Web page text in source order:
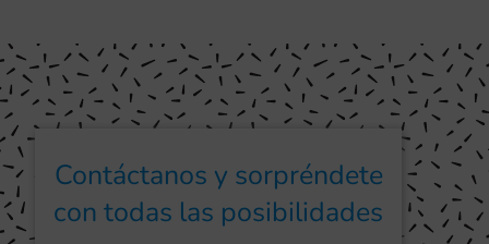
Contáctanos y sorpréndete
con todas las posibilidades